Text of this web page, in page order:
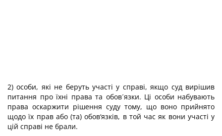
2) особи, які не беруть участі у справі, якщо суд вирішив
питання про їхні права та обов´язки. Ці особи набувають
права оскаржити рішення суду тому, що воно прийнято
щодо їх прав або (та) обов‘язків, в той час як вони участі у
цій справі не брали.